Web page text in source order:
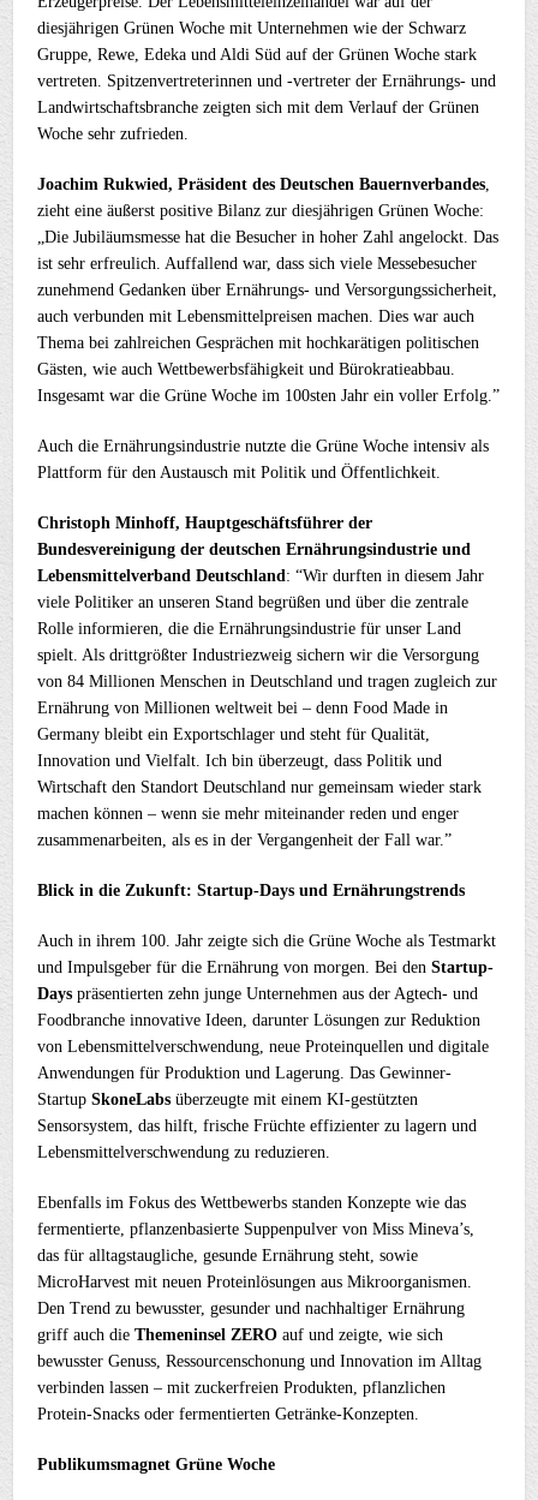
diesjährigen Grünen Woche mit Unternehmen wie der Schwarz
Gruppe, Rewe, Edeka und Aldi Süd auf der Grünen Woche stark
vertreten. Spitzenvertreterinnen und -vertreter der Ernährungs- und
Landwirtschaftsbranche zeigten sich mit dem Verlauf der Grünen
Woche sehr zufrieden.
Joachim Rukwied, Präsident des Deutschen Bauernverbandes
zieht eine äußerst positive Bilanz zur diesjährigen Grünen Woche:
„Die Jubiläumsmesse hat die Besucher in hoher Zahl angelockt. Das
ist sehr erfreulich. Auffallend war, dass sich viele Messebesucher
zunehmend Gedanken über Ernährungs- und Versorgungssicherheit,
auch verbunden mit Lebensmittelpreisen machen. Dies war auch
Thema bei zahlreichen Gesprächen mit hochkarätigen politischen
Gästen, wie auch Wettbewerbsfähigkeit und Bürokratieabbau.
Insgesamt war die Grüne Woche im 100sten Jahr ein voller Erfolg.”
Auch die Ernährungsindustrie nutzte die Grüne Woche intensiv als
Plattform für den Austausch mit Politik und Öffentlichkeit.
Christoph Minhoff, Hauptgeschäftsführer der
Bundesvereinigung der deutschen Ernährungsindustrie und
Lebensmittelverband Deutschland: “Wir durften in diesem Jahr
viele Politiker an unseren Stand begrüßen und über die zentrale
Rolle informieren, die die Ernährungsindustrie für unser Land
spielt. Als drittgrößter Industriezweig sichern wir die Versorgung
von 84 Millionen Menschen in Deutschland und tragen zugleich zur
Ernährung von Millionen weltweit bei – denn Food Made in
Germany bleibt ein Exportschlager und steht für Qualität,
Innovation und Vielfalt. Ich bin überzeugt, dass Politik und
Wirtschaft den Standort Deutschland nur gemeinsam wieder stark
machen können – wenn sie mehr miteinander reden und enger
zusammenarbeiten, als es in der Vergangenheit der Fall war.”
Blick in die Zukunft: Startup-Days und Ernährungstrends
Auch in ihrem 100. Jahr zeigte sich die Grüne Woche als Testmarkt
und Impulsgeber für die Ernährung von morgen. Bei denStartup-
Days präsentierten zehn junge Unternehmen aus der Agtech- und
Foodbranche innovative Ideen, darunter Lösungen zur Reduktion
von Lebensmittelverschwendung, neue Proteinquellen und digitale
Anwendungen für Produktion und Lagerung. Das Gewinner-
StartupSkoneLabs überzeugte mit einem KI-gestützten
Sensorsystem, das hilft, frische Früchte effizienter zu lagern und
Lebensmittelverschwendung zu reduzieren.
Ebenfalls im Fokus des Wettbewerbs standen Konzepte wie das
fermentierte, pflanzenbasierte Suppenpulver von Miss Mineva’s,
das für alltagstaugliche, gesunde Ernährung steht, sowie
MicroHarvest mit neuen Proteinlösungen aus Mikroorganismen.
Den Trend zu bewusster, gesunder und nachhaltiger Ernährung
griff auch dieThemeninsel ZERO auf und zeigte, wie sich
bewusster Genuss, Ressourcenschonung und Innovation im Alltag
verbinden lassen – mit zuckerfreien Produkten, pflanzlichen
Protein-Snacks oder fermentierten Getränke-Konzepten.
Publikumsmagnet Grüne Woche